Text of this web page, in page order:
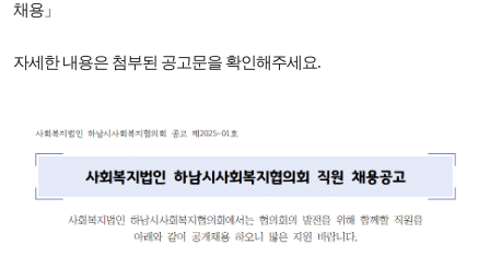
채용」
자세한 내용은 첨부된 공고문을 확인해주세요.